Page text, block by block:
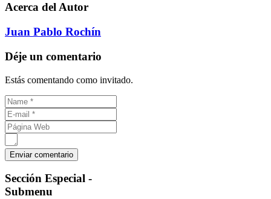
Acerca del Autor
Juan Pablo Rochín
Déje un comentario
Estás comentando como invitado.
Sección Especial -
Submenu